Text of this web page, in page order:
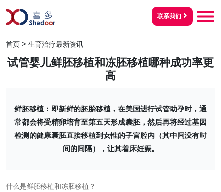
联系我们
首页 > 生育治疗最新资讯
试管婴儿鲜胚移植和冻胚移植哪种成功率更
高
鲜胚移植：即新鲜的胚胎移植，在美国进行试管助孕时，通
常都会将受精卵培育至第五天形成囊胚，然后再将经过基因
检测的健康囊胚直接移植到女性的子宫腔内（其中间没有时
间的间隔），让其着床妊娠。
什么是鲜胚移植和冻胚移植？